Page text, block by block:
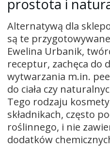
prostota i
Alternatywą dla
są te
Ewelina Urbanik,
receptur, zachęca do
wytwarzania m.in.
do ciała czy
Tego rodzaju
składnikach, często
roślinnego, i nie
dodatków